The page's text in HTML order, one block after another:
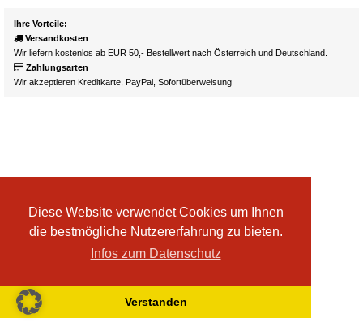
Diese Website verwendet Cookies um Ihnen
die bestmögliche Nutzererfahrung zu bieten.
Infos zum Datenschutz
Verstanden
Ihre Vorteile:
Versandkosten
Wir liefern kostenlos ab EUR 50,- Bestellwert nach Österreich und Deutschland.
Zahlungsarten
Wir akzeptieren Kreditkarte, PayPal, Sofortüberweisung